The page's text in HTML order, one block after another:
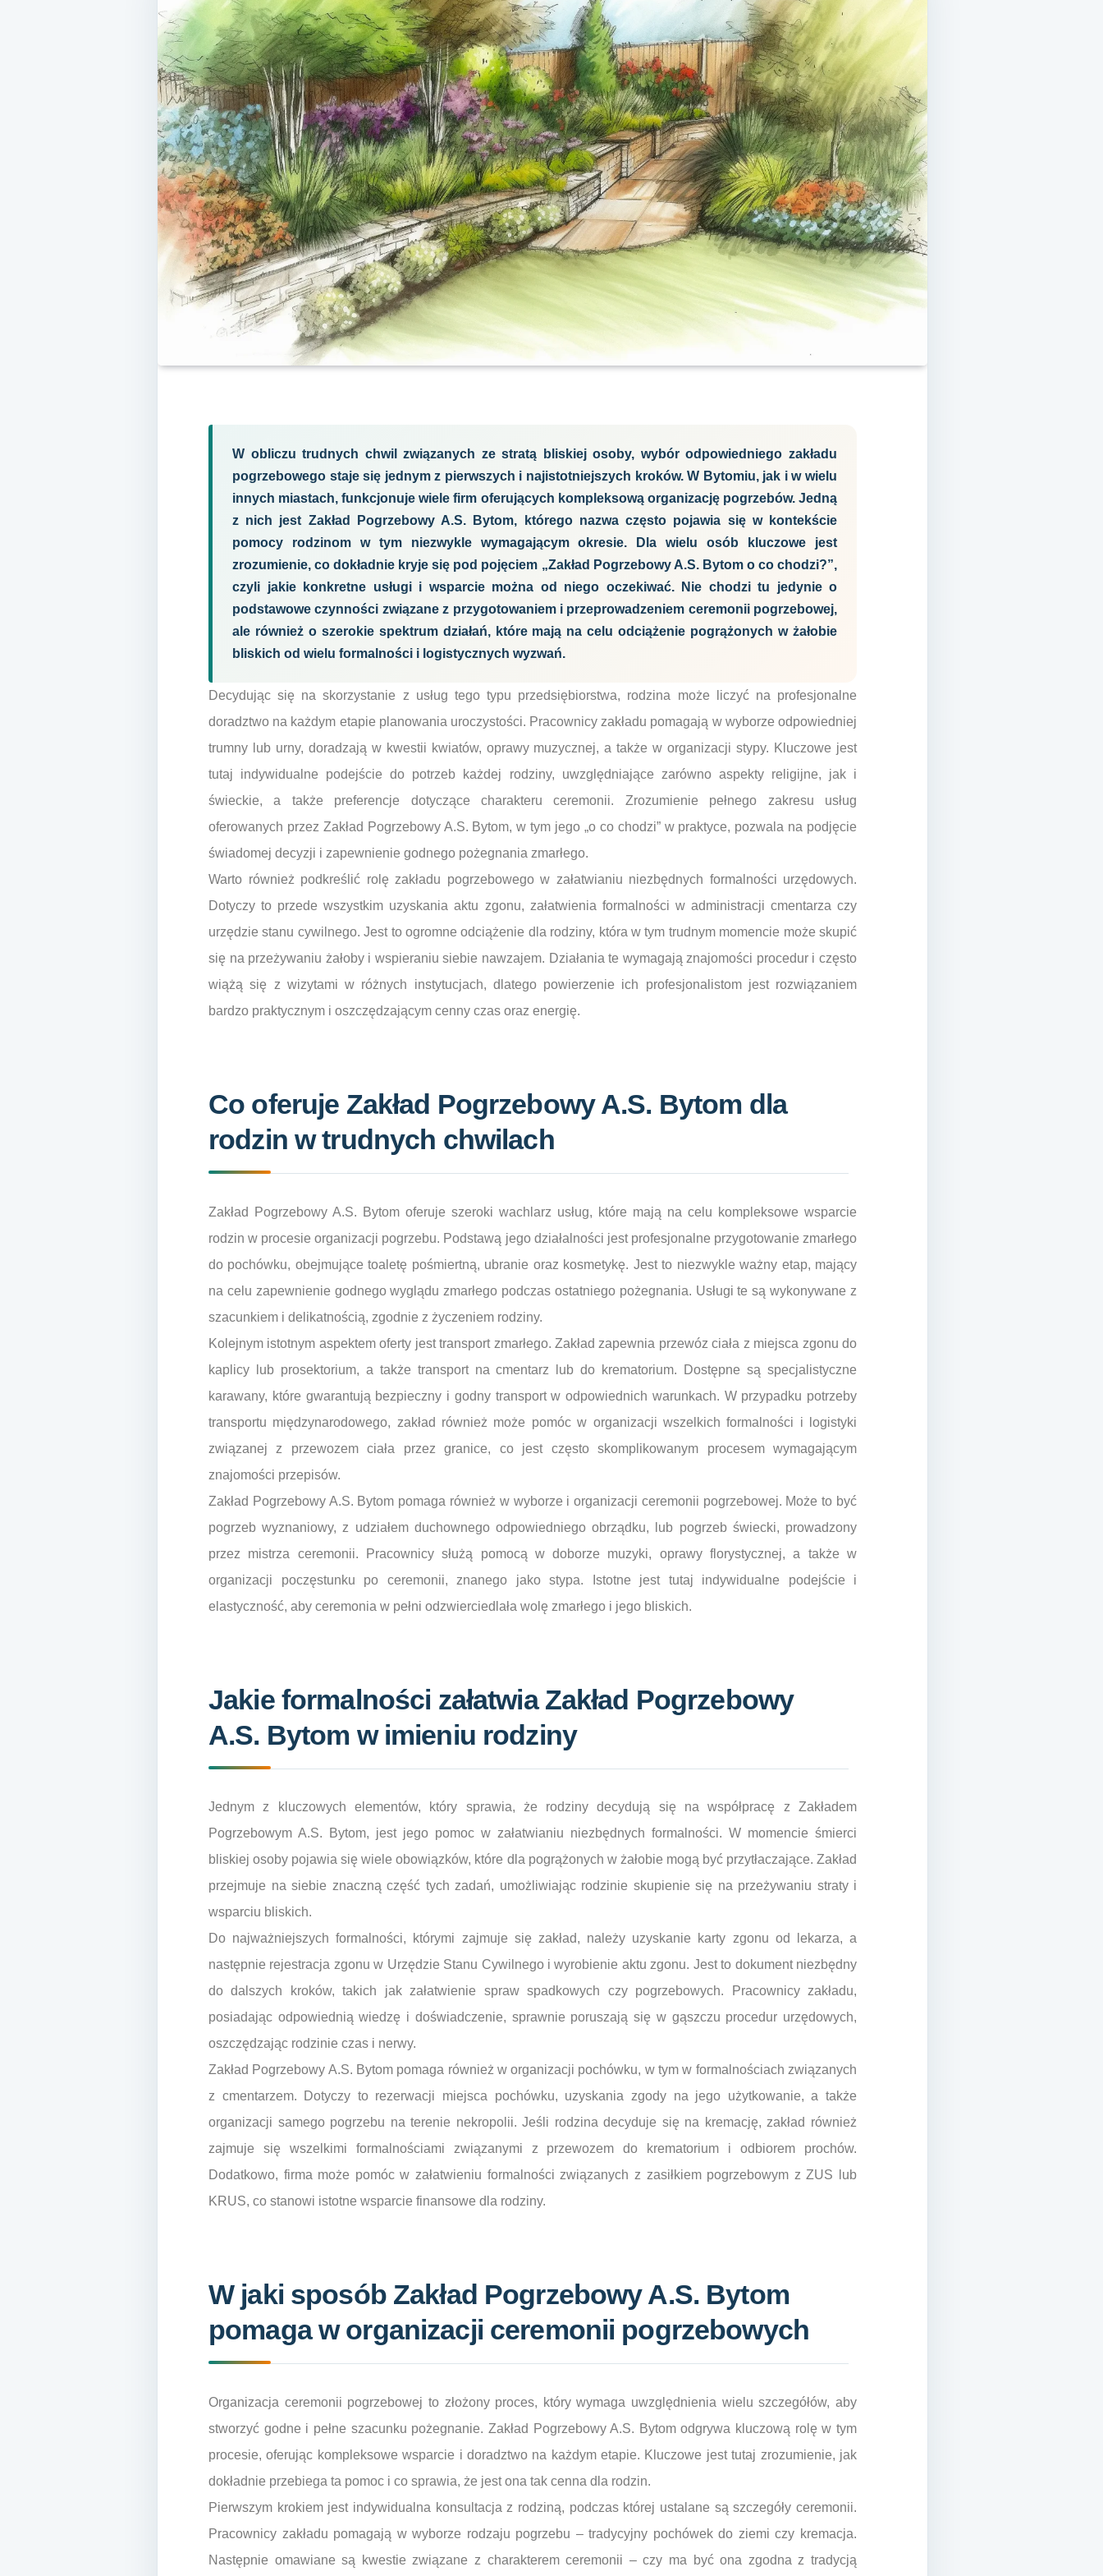
W obliczu trudnych chwil związanych ze stratą bliskiej osoby, wybór odpowiedniego zakładu
pogrzebowego staje się jednym z pierwszych i najistotniejszych kroków. W Bytomiu, jak i w wielu
innych miastach, funkcjonuje wiele firm oferujących kompleksową organizację pogrzebów. Jedną
z nich jest Zakład Pogrzebowy A.S. Bytom, którego nazwa często pojawia się w kontekście
pomocy rodzinom w tym niezwykle wymagającym okresie. Dla wielu osób kluczowe jest
zrozumienie, co dokładnie kryje się pod pojęciem „Zakład Pogrzebowy A.S. Bytom o co chodzi?”,
czyli jakie konkretne usługi i wsparcie można od niego oczekiwać. Nie chodzi tu jedynie o
podstawowe czynności związane z przygotowaniem i przeprowadzeniem ceremonii pogrzebowej,
ale również o szerokie spektrum działań, które mają na celu odciążenie pogrążonych w żałobie
bliskich od wielu formalności i logistycznych wyzwań.
Decydując się na skorzystanie z usług tego typu przedsiębiorstwa, rodzina może liczyć na profesjonalne
doradztwo na każdym etapie planowania uroczystości. Pracownicy zakładu pomagają w wyborze odpowiedniej
trumny lub urny, doradzają w kwestii kwiatów, oprawy muzycznej, a także w organizacji stypy. Kluczowe jest
tutaj indywidualne podejście do potrzeb każdej rodziny, uwzględniające zarówno aspekty religijne, jak i
świeckie, a także preferencje dotyczące charakteru ceremonii. Zrozumienie pełnego zakresu usług
oferowanych przez Zakład Pogrzebowy A.S. Bytom, w tym jego „o co chodzi” w praktyce, pozwala na podjęcie
świadomej decyzji i zapewnienie godnego pożegnania zmarłego.
Warto również podkreślić rolę zakładu pogrzebowego w załatwianiu niezbędnych formalności urzędowych.
Dotyczy to przede wszystkim uzyskania aktu zgonu, załatwienia formalności w administracji cmentarza czy
urzędzie stanu cywilnego. Jest to ogromne odciążenie dla rodziny, która w tym trudnym momencie może skupić
się na przeżywaniu żałoby i wspieraniu siebie nawzajem. Działania te wymagają znajomości procedur i często
wiążą się z wizytami w różnych instytucjach, dlatego powierzenie ich profesjonalistom jest rozwiązaniem
bardzo praktycznym i oszczędzającym cenny czas oraz energię.
Co oferuje Zakład Pogrzebowy A.S. Bytom dla
rodzin w trudnych chwilach
Zakład Pogrzebowy A.S. Bytom oferuje szeroki wachlarz usług, które mają na celu kompleksowe wsparcie
rodzin w procesie organizacji pogrzebu. Podstawą jego działalności jest profesjonalne przygotowanie zmarłego
do pochówku, obejmujące toaletę pośmiertną, ubranie oraz kosmetykę. Jest to niezwykle ważny etap, mający
na celu zapewnienie godnego wyglądu zmarłego podczas ostatniego pożegnania. Usługi te są wykonywane z
szacunkiem i delikatnością, zgodnie z życzeniem rodziny.
Kolejnym istotnym aspektem oferty jest transport zmarłego. Zakład zapewnia przewóz ciała z miejsca zgonu do
kaplicy lub prosektorium, a także transport na cmentarz lub do krematorium. Dostępne są specjalistyczne
karawany, które gwarantują bezpieczny i godny transport w odpowiednich warunkach. W przypadku potrzeby
transportu międzynarodowego, zakład również może pomóc w organizacji wszelkich formalności i logistyki
związanej z przewozem ciała przez granice, co jest często skomplikowanym procesem wymagającym
znajomości przepisów.
Zakład Pogrzebowy A.S. Bytom pomaga również w wyborze i organizacji ceremonii pogrzebowej. Może to być
pogrzeb wyznaniowy, z udziałem duchownego odpowiedniego obrządku, lub pogrzeb świecki, prowadzony
przez mistrza ceremonii. Pracownicy służą pomocą w doborze muzyki, oprawy florystycznej, a także w
organizacji poczęstunku po ceremonii, znanego jako stypa. Istotne jest tutaj indywidualne podejście i
elastyczność, aby ceremonia w pełni odzwierciedlała wolę zmarłego i jego bliskich.
Jakie formalności załatwia Zakład Pogrzebowy
A.S. Bytom w imieniu rodziny
Jednym z kluczowych elementów, który sprawia, że rodziny decydują się na współpracę z Zakładem
Pogrzebowym A.S. Bytom, jest jego pomoc w załatwianiu niezbędnych formalności. W momencie śmierci
bliskiej osoby pojawia się wiele obowiązków, które dla pogrążonych w żałobie mogą być przytłaczające. Zakład
przejmuje na siebie znaczną część tych zadań, umożliwiając rodzinie skupienie się na przeżywaniu straty i
wsparciu bliskich.
Do najważniejszych formalności, którymi zajmuje się zakład, należy uzyskanie karty zgonu od lekarza, a
następnie rejestracja zgonu w Urzędzie Stanu Cywilnego i wyrobienie aktu zgonu. Jest to dokument niezbędny
do dalszych kroków, takich jak załatwienie spraw spadkowych czy pogrzebowych. Pracownicy zakładu,
posiadając odpowiednią wiedzę i doświadczenie, sprawnie poruszają się w gąszczu procedur urzędowych,
oszczędzając rodzinie czas i nerwy.
Zakład Pogrzebowy A.S. Bytom pomaga również w organizacji pochówku, w tym w formalnościach związanych
z cmentarzem. Dotyczy to rezerwacji miejsca pochówku, uzyskania zgody na jego użytkowanie, a także
organizacji samego pogrzebu na terenie nekropolii. Jeśli rodzina decyduje się na kremację, zakład również
zajmuje się wszelkimi formalnościami związanymi z przewozem do krematorium i odbiorem prochów.
Dodatkowo, firma może pomóc w załatwieniu formalności związanych z zasiłkiem pogrzebowym z ZUS lub
KRUS, co stanowi istotne wsparcie finansowe dla rodziny.
W jaki sposób Zakład Pogrzebowy A.S. Bytom
pomaga w organizacji ceremonii pogrzebowych
Organizacja ceremonii pogrzebowej to złożony proces, który wymaga uwzględnienia wielu szczegółów, aby
stworzyć godne i pełne szacunku pożegnanie. Zakład Pogrzebowy A.S. Bytom odgrywa kluczową rolę w tym
procesie, oferując kompleksowe wsparcie i doradztwo na każdym etapie. Kluczowe jest tutaj zrozumienie, jak
dokładnie przebiega ta pomoc i co sprawia, że jest ona tak cenna dla rodzin.
Pierwszym krokiem jest indywidualna konsultacja z rodziną, podczas której ustalane są szczegóły ceremonii.
Pracownicy zakładu pomagają w wyborze rodzaju pogrzebu – tradycyjny pochówek do ziemi czy kremacja.
Następnie omawiane są kwestie związane z charakterem ceremonii – czy ma być ona zgodna z tradycją